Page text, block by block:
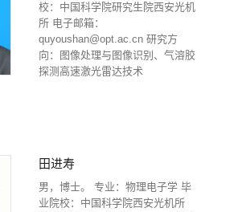
校：中国科学院研究生院西安光机
所 电子邮箱：
quyoushan@opt.ac.cn 研究方
向：图像处理与图像识别、气溶胶
探测高速激光雷达技术
田进寿
男，博士。 专业：物理电子学 毕
业院校：中国科学院西安光机所